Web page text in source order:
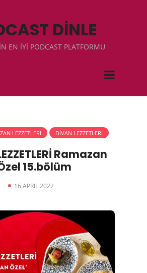
DİNLE
EN İYİ PODCAST PLATFORMU
LEZZETLERI DİVAN LEZZETLERI
Ramazan
15.bölüm
16 APRIL 2022